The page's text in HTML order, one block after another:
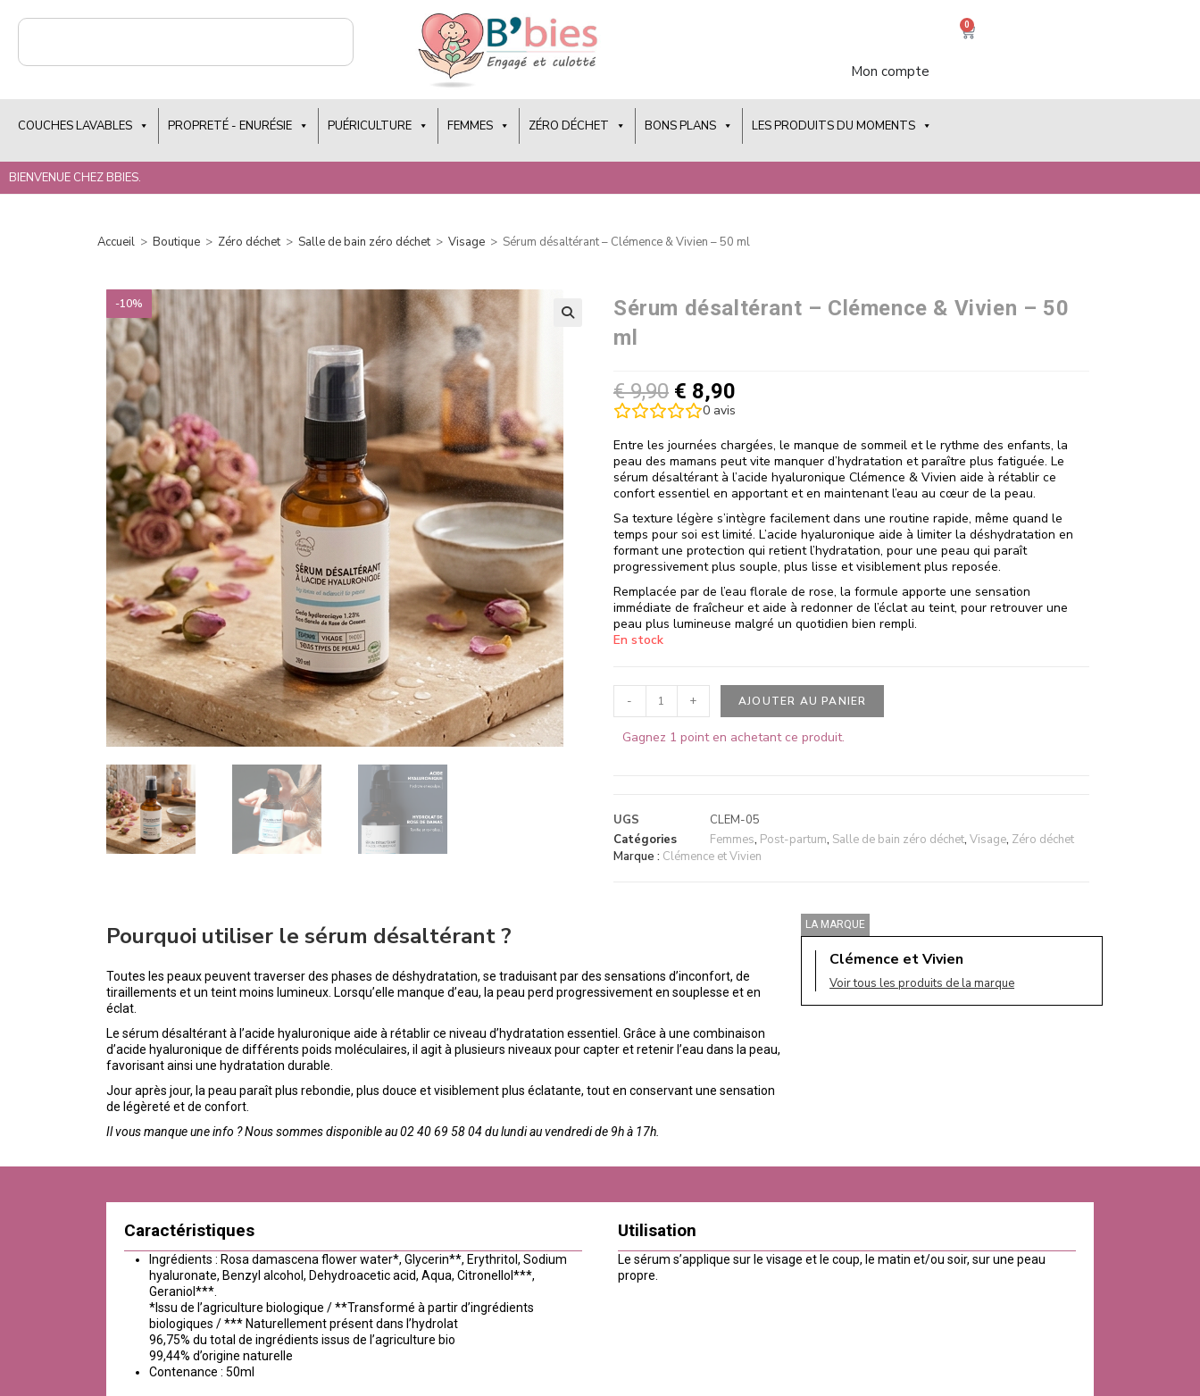
Mon compte
0
COUCHES LAVABLES PROPRETÉ - ENURÉSIE PUÉRICULTURE FEMMES ZÉRO DÉCHET BONS PLANS LES PRODUITS DU MOMENTS
BIENVENUE CHEZ BBIES.
Accueil > Boutique > Zéro déchet > Salle de bain zéro déchet > Visage > Sérum désaltérant – Clémence & Vivien – 50 ml
-10%
Sérum désaltérant – Clémence & Vivien – 50
ml
€9,90 € 8,90
0avis
Entre les journées chargées, le manque de sommeil et le rythme des enfants, la
peau des mamans peut vite manquer d’hydratation et paraître plus fatiguée. Le
sérum désaltérant à l’acide hyaluronique Clémence & Vivien aide à rétablir ce
confort essentiel en apportant et en maintenant l’eau au cœur de la peau.
Sa texture légère s’intègre facilement dans une routine rapide, même quand le
temps pour soi est limité. L’acide hyaluronique aide à limiter la déshydratation en
formant une protection qui retient l’hydratation, pour une peau qui paraît
progressivement plus souple, plus lisse et visiblement plus reposée.
Remplacée par de l’eau florale de rose, la formule apporte une sensation
immédiate de fraîcheur et aide à redonner de l’éclat au teint, pour retrouver une
peau plus lumineuse malgré un quotidien bien rempli.
En stock
- + AJOUTER AU PANIER
Gagnez 1 point en achetant ce produit.
UGS
CLEM-05
Catégories
Femmes, Post-partum, Salle de bain zéro déchet, Visage, Zéro déchet
Marque : Clémence et Vivien
Pourquoi utiliser le sérum désaltérant ?
Toutes les peaux peuvent traverser des phases de déshydratation, se traduisant par des sensations d’inconfort, de
tiraillements et un teint moins lumineux. Lorsqu’elle manque d’eau, la peau perd progressivement en souplesse et en
éclat.
Le sérum désaltérant à l’acide hyaluronique aide à rétablir ce niveau d’hydratation essentiel. Grâce à une combinaison
d’acide hyaluronique de différents poids moléculaires, il agit à plusieurs niveaux pour capter et retenir l’eau dans la peau,
favorisant ainsi une hydratation durable.
Jour après jour, la peau paraît plus rebondie, plus douce et visiblement plus éclatante, tout en conservant une sensation
de légèreté et de confort.
Il vous manque une info ? Nous sommes disponible au 02 40 69 58 04 du lundi au vendredi de 9h à 17h.
LA MARQUE
Clémence et Vivien
Voir tous les produits de la marque
Caractéristiques
Ingrédients : Rosa damascena flower water*, Glycerin**, Erythritol, Sodium
hyaluronate, Benzyl alcohol, Dehydroacetic acid, Aqua, Citronellol***,
Geraniol***.
*Issu de l’agriculture biologique / **Transformé à partir d’ingrédients
biologiques / *** Naturellement présent dans l’hydrolat
96,75% du total de ingrédients issus de l’agriculture bio
99,44% d’origine naturelle
Contenance : 50ml
Utilisation
Le sérum s’applique sur le visage et le coup, le matin et/ou soir, sur une peau
propre.